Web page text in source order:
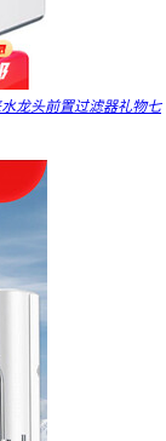
龙头前置过滤器礼物七